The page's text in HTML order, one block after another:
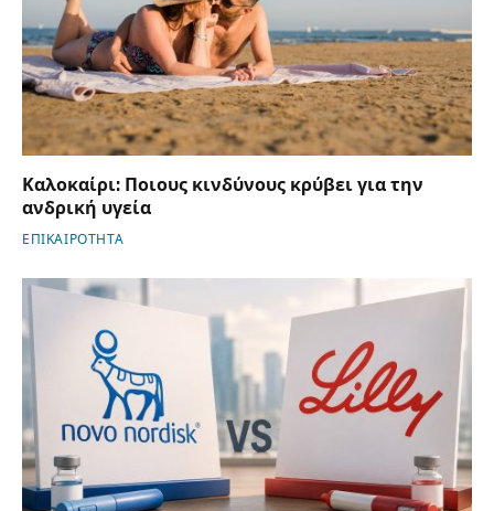
Καλοκαίρι: Ποιους κινδύνους κρύβει για την
ανδρική υγεία
ΕΠΙΚΑΙΡΟΤΗΤΑ